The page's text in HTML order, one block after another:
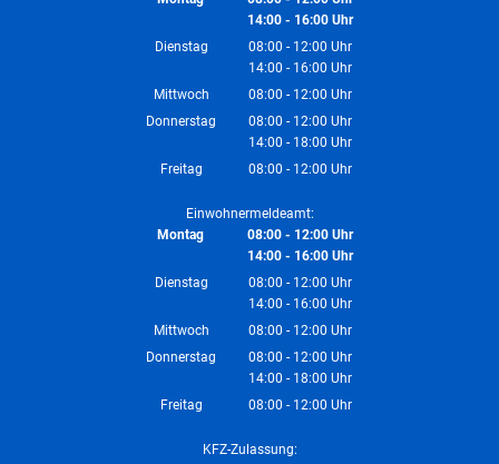
Von 08:00 bis 12:00 Uhr
14:00- 16:00Uhr
Von 14:00 bis 16:00 Uhr
Dienstag 08:00 - 12:00 Uhr
Von 08:00 bis 12:00 Uhr
14:00 - 16:00 Uhr
Von 14:00 bis 16:00 Uhr
Mittwoch 08:00 - 12:00 Uhr
Von 08:00 bis 12:00 Uhr
Donnerstag 08:00 - 12:00 Uhr
Von 08:00 bis 12:00 Uhr
14:00 - 18:00 Uhr
Von 14:00 bis 18:00 Uhr
Freitag 08:00 - 12:00 Uhr
Einwohnermeldeamt:
Montag
08:00- 12:00Uhr
Von 08:00 bis 12:00 Uhr
14:00- 16:00Uhr
Von 14:00 bis 16:00 Uhr
Dienstag 08:00 - 12:00 Uhr
Von 08:00 bis 12:00 Uhr
14:00 - 16:00 Uhr
Von 14:00 bis 16:00 Uhr
Mittwoch 08:00 - 12:00 Uhr
Von 08:00 bis 12:00 Uhr
Donnerstag 08:00 - 12:00 Uhr
Von 08:00 bis 12:00 Uhr
14:00 - 18:00 Uhr
Von 14:00 bis 18:00 Uhr
Freitag 08:00 - 12:00 Uhr
KFZ-Zulassung: